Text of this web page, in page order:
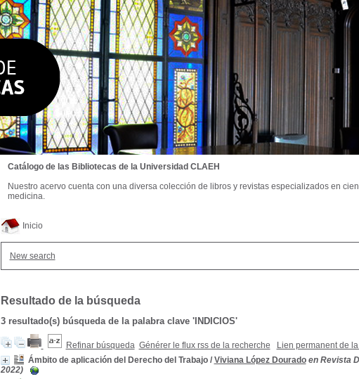
Inicio
New search
Resultado de la búsqueda
3 resultado(s) búsqueda de la palabra clave 'INDICIOS'
Refinar búsqueda Générer le flux rss de la recherche Lien permanent de
Ámbito de aplicación del Derecho del Trabajo/ Viviana López Dourado en Revista
2022)
Catálogo de las Bibliotecas de la Universidad CLAEH
Nuestro acervo cuenta con una diversa colección de libros y revistas especializados en
medicina.